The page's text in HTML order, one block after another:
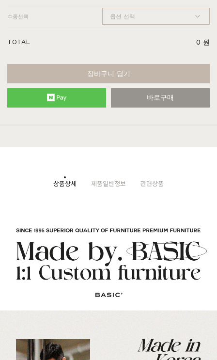
수종선택
TOTAL 0 원
장바구니 담기
바로구매
상품상세 제품일반정보 관련상품